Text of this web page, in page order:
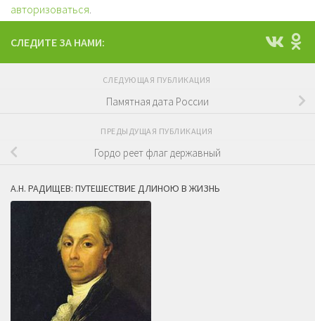
авторизоваться
СЛЕДИТЕ ЗА НАМИ:
СЛЕДУЮЩАЯ ПУБЛИКАЦИЯ
Памятная дата России
ПРЕДЫДУЩАЯ ПУБЛИКАЦИЯ
Гордо реет флаг державный
А.Н. РАДИЩЕВ: ПУТЕШЕСТВИЕ ДЛИНОЮ В ЖИЗНЬ